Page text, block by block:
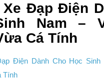
Xe Đạp Điện
Nam –
Cá Tính
Điện Dành Cho Học
Tính